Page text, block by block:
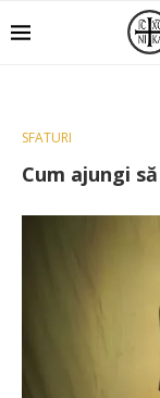
SFATURI
Cum ajungi